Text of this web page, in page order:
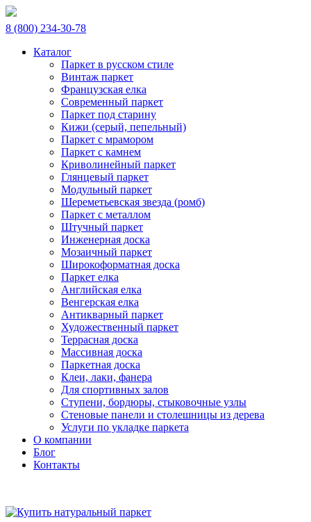
8 (800) 234-30-78
Каталог
Паркет в русском стиле
Винтаж паркет
Французская елка
Современный паркет
Паркет под старину
Кижи (серый, пепельный)
Паркет с мрамором
Паркет с камнем
Криволинейный паркет
Глянцевый паркет
Модульный паркет
Шереметьевская звезда (ромб)
Паркет с металлом
Штучный паркет
Инженерная доска
Мозаичный паркет
Широкоформатная доска
Паркет елка
Английская елка
Венгерская елка
Антикварный паркет
Художественный паркет
Террасная доска
Массивная доска
Паркетная доска
Клеи, лаки, фанера
Для спортивных залов
Ступени, бордюры, стыковочные узлы
Стеновые панели и столешницы из дерева
Услуги по укладке паркета
О компании
Блог
Контакты